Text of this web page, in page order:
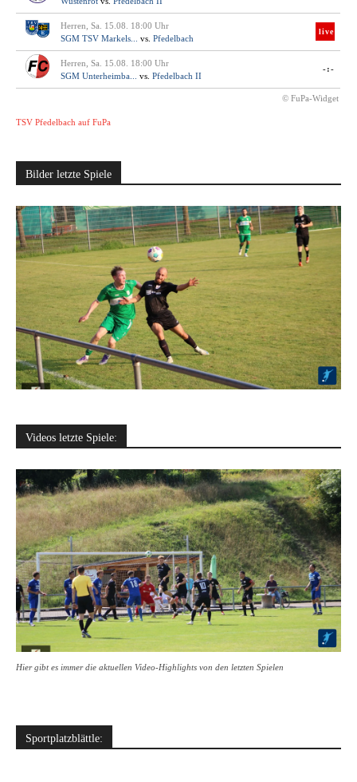
Herren, Sa. 15.08. 18:00 Uhr
SGM TSV Markels...
vs. Pfedelbach
live
Herren, Sa. 15.08. 18:00 Uhr
SGM Unterheimba...
vs. Pfedelbach II
-:-
© FuPa-Widget
TSV Pfedelbach auf FuPa
Bilder letzte Spiele
Videos letzte Spiele:
Hier gibt es immer die aktuellen Video-Highlights von den letzten Spielen
Sportplatzblättle: